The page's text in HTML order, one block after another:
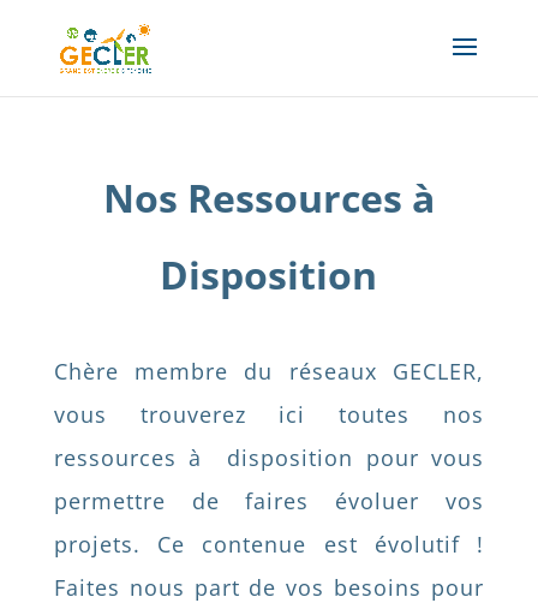
Nos Ressources à
Disposition
Chère membre du réseaux GECLER,
vous trouverez ici toutes nos
ressources à disposition pour vous
permettre de faires évoluer vos
projets. Ce contenue est évolutif !
Faites nous part de vos besoins pour